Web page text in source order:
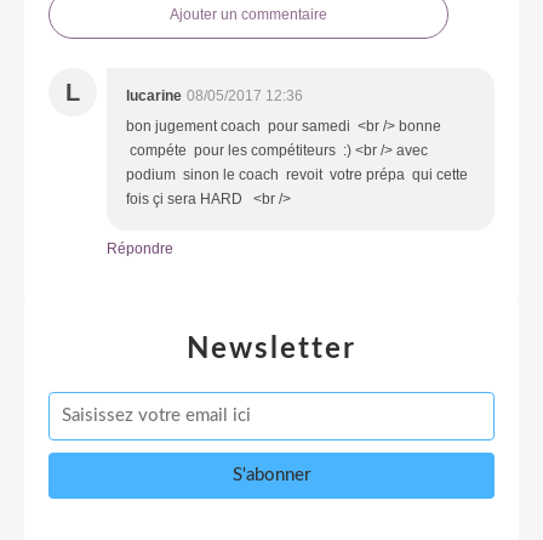
Ajouter un commentaire
L lucarine 08/05/2017 12:36
bon jugement coach pour samedi <br /> bonne
compéte pour les compétiteurs :) <br /> avec
podium sinon le coach revoit votre prépa qui cette
fois çi sera HARD <br />
Répondre
Newsletter